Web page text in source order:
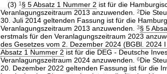
(3) 1 § 5 Absatz 1 Nummer 2 ist für die
Veranlagungszeitraum 2013 anzuwenden. 2Die
30. Juli 2014 geltenden Fassung ist für die
Veranlagungszeitraum 2013 anzuwenden. 3§ 5
erstmals für den Veranlagungszeitraum 2023
des Gesetzes vom 2. Dezember 2024 (BGBl. 2024 I
Absatz 1 Nummer 2 ist für die DEG - Deutsche
Veranlagungszeitraum 2024 anzuwenden. 6Die
20. Dezember 2022 geltenden Fassung ist für die